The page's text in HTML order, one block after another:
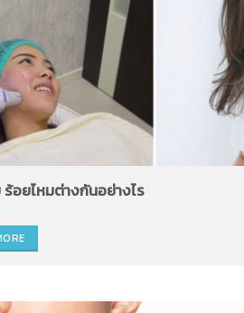
อยไหมต่างกันอย่างไร